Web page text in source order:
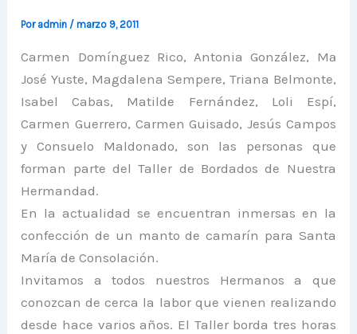
Por admin /marzo 9, 2011
Carmen Domínguez Rico, Antonia González, Mª
José Yuste, Magdalena Sempere, Triana Belmonte,
Isabel Cabas, Matilde Fernández, Loli Espí,
Carmen Guerrero, Carmen Guisado, Jesús Campos
y Consuelo Maldonado, son las personas que
forman parte del Taller de Bordados de Nuestra
Hermandad.
En la actualidad se encuentran inmersas en la
confección de un manto de camarín para Santa
María de Consolación.
Invitamos a todos nuestros Hermanos a que
conozcan de cerca la labor que vienen realizando
desde hace varios años. El Taller borda tres horas